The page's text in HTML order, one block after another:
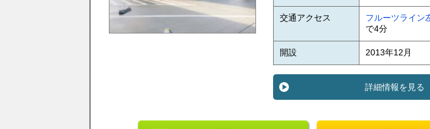
交通アクセス フルーツライン
で4分
開設 2013年12月
詳細情報を見る